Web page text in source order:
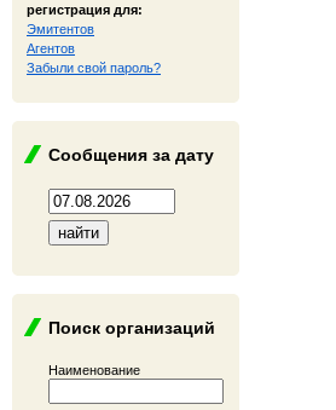
регистрация для:
Эмитентов
Агентов
Забыли свой пароль?
Сообщения за дату
Поиск организаций
Наименование